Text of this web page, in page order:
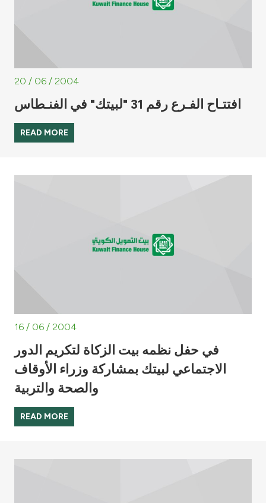
20 / 06 / 2004
افتتـاح الفـرع رقم 31 "لبيتك" في الفنـطاس
READ MORE
16 / 06 / 2004
في حفل نظمه بيت الزكاة لتكريم الدور
الاجتماعي لبيتك بمشاركة وزراء الأوقاف
والصحة والتربية
READ MORE